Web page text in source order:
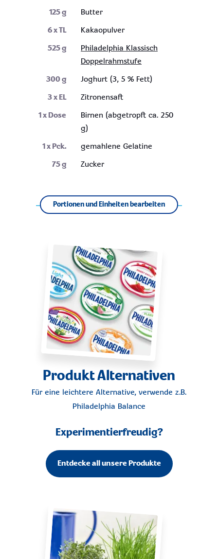
125g
Butter
6x TL
Kakaopulver
525g
Philadelphia Klassisch
Doppelrahmstufe
300g
Joghurt (3, 5 % Fett)
3x EL
Zitronensaft
1x Dose
Birnen (abgetropft ca. 250
g)
1x Pck.
gemahlene Gelatine
75g Zucker
Portionen und Einheiten bearbeiten
Produkt Alternativen
Für eine leichtere Alternative, verwende z.B.
Philadelphia Balance
Experimentierfreudig?
Entdecke all unsere Produkte